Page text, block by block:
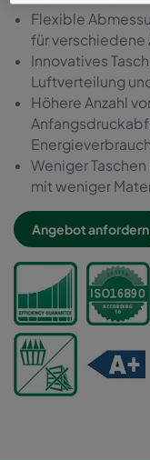
Flexible
für verschiedene
Innovatives
Luftverteilung
Höhere Anzahl
Weniger
mit weniger
Angebot anfordern